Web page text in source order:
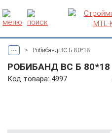
... > Робибанд ВС Б 80*18
РОБИБАНД ВС Б 80*18
Код товара: 4997